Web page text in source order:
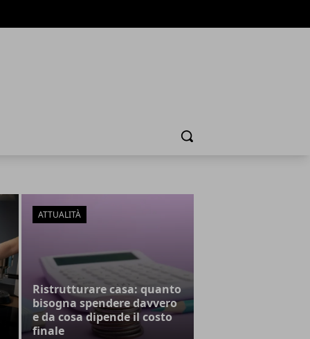
Cerca
ATTUALITÀ
Ristrutturare casa: quanto
bisogna spendere davvero
e da cosa dipende il costo
finale